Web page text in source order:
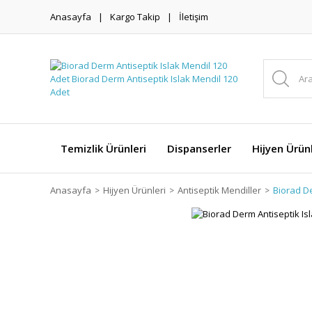
Anasayfa Kargo Takip İletişim
Temizlik Ürünleri Dispanserler Hijyen
Anasayfa Hijyen Ürünleri Antiseptik Mendiller Biorad